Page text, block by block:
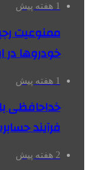
1 هفته پیش
ممنوعیت
خودروها در
1 هفته پیش
خداحافظی
فرآیند
2 هفته پیش